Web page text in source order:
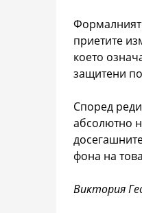
Формалният
приетите
което
защитени
Според
абсолютно
фона на
Виктория